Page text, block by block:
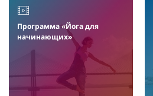
Программа «Йога для
начинающих»